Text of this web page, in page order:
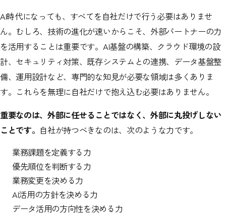
AI時代になっても、すべてを自社だけで行う必要はありませ
ん。むしろ、技術の進化が速いからこそ、外部パートナーの力
を活用することは重要です。AI基盤の構築、クラウド環境の設
計、セキュリティ対策、既存システムとの連携、データ基盤整
備、運用設計など、専門的な知見が必要な領域は多くありま
す。これらを無理に自社だけで抱え込む必要はありません。
重要なのは、外部に任せることではなく、外部に丸投げしない
ことです。 自社が持つべきなのは、次のような力です。
業務課題を定義する力
優先順位を判断する力
業務変更を決める力
AI活用の方針を決める力
データ活用の方向性を決める力